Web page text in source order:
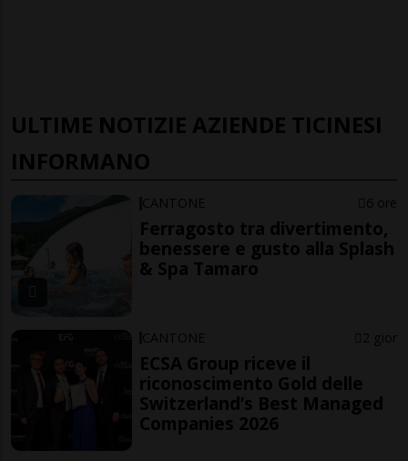
ULTIME NOTIZIE AZIENDE TICINESI
INFORMANO
CANTONE 6 ore
Ferragosto tra divertimento,
benessere e gusto alla Splash
& Spa Tamaro
CANTONE 2 gior
ECSA Group riceve il
riconoscimento Gold delle
Switzerland’s Best Managed
Companies 2026